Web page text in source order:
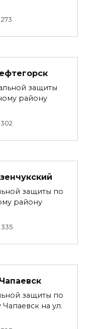
273
защиты
району
302
защиты по
району
335
защиты по
на ул.